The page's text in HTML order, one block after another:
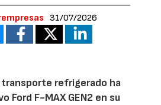
31/07/2026
transporte refrigerado ha
Ford F-MAX GEN2 en su